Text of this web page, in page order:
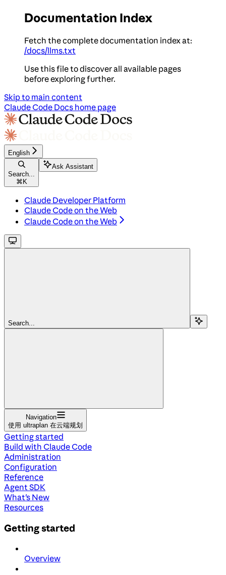
Documentation Index
Fetch the complete documentation index at:
/docs/llms.txt
Use this file to discover all available pages
before exploring further.
Skip to main content
Claude Code Docs home page
English
Search...
⌘ K
Ask Assistant
Claude Developer Platform
Claude Code on the Web
Claude Code on the Web
Search...
Navigation
使用 ultraplan 在云端规划
Getting started
Build with Claude Code
Administration
Configuration
Reference
Agent SDK
What's New
Resources
Getting started
Overview